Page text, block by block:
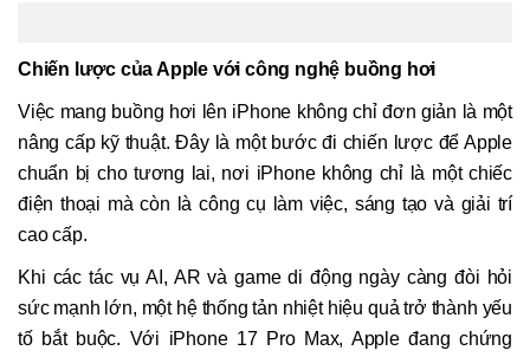
Chiến lược của Apple với công nghệ buồng hơi
Việc mang buồng hơi lên iPhone không chỉ đơn giản là một
nâng cấp kỹ thuật. Đây là một bước đi chiến lược để Apple
chuẩn bị cho tương lai, nơi iPhone không chỉ là một chiếc
điện thoại mà còn là công cụ làm việc, sáng tạo và giải trí
cao cấp.
Khi các tác vụ AI, AR và game di động ngày càng đòi hỏi
sức mạnh lớn, một hệ thống tản nhiệt hiệu quả trở thành yếu
tố bắt buộc. Với iPhone 17 Pro Max, Apple đang chứng